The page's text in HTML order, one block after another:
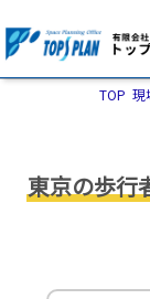
TOP 現
東京の歩行